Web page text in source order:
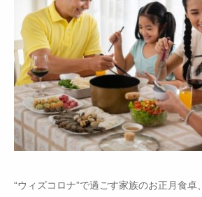
“ウィズコロナ”で過ごす家族のお正月食卓、